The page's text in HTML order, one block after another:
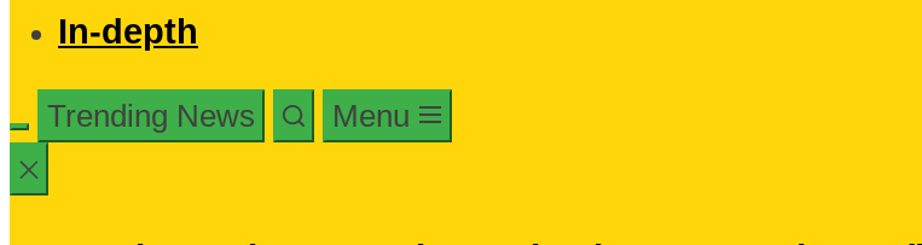
In-depth
Trending News Menu